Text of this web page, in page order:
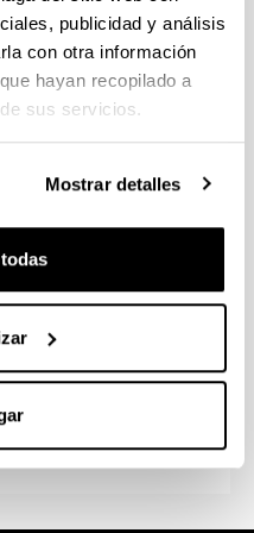
publicidad y análisis
con otra información
hayan recopilado a
sus servicios.
Mostrar detalles
venir a la HEFA? En
formación de alto nivel
y a su
para el desarrollo
conocimiento en
crítico y ético.
de la normalización
plurilingüe, con
y
¡hasta pronto!